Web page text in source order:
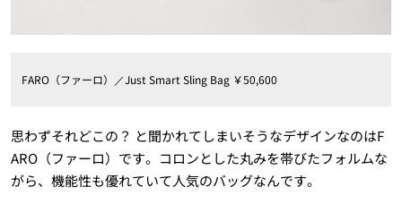
FARO（ファーロ）／Just Smart Sling Bag ￥50,600
思わずそれどこの？ と聞かれてしまいそうなデザインなのはF
ARO（ファーロ）です。コロンとした丸みを帯びたフォルムな
がら、機能性も優れていて人気のバッグなんです。